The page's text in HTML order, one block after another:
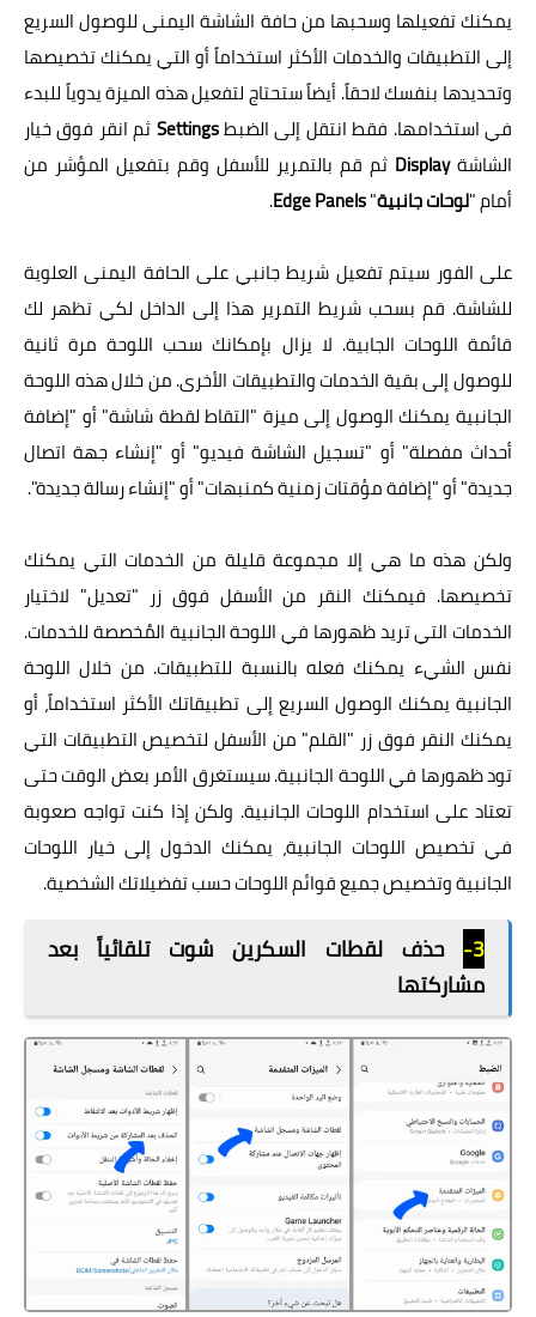
يمكنك تفعيلها وسحبها من حافة الشاشة اليمنى للوصول السريع
إلى التطبيقات والخدمات الأكثر استخداماً أو التي يمكنك تخصيصها
وتحديدها بنفسك لاحقاً. أيضاً ستحتاج لتفعيل هذه الميزة يدوياً للبدء
في استخدامها. فقط انتقل إلى الضبطSettingsثم انقر فوق خيار
الشاشةDisplay ثم قم بالتمرير للأسفل وقم بتفعيل المؤشر من
أمام "لوحات جانبية"
Edge Panels
.
على الفور سيتم تفعيل شريط جانبي على الحافة اليمنى العلوية
للشاشة. قم بسحب شريط التمرير هذا إلى الداخل لكي تظهر لك
قائمة اللوحات الجابية. لا يزال بإمكانك سحب اللوحة مرة ثانية
للوصول إلى بقية الخدمات والتطبيقات الأخرى. من خلال هذه اللوحة
الجانبية يمكنك الوصول إلى ميزة "التقاط لقطة شاشة" أو "إضافة
أحداث مفصلة" أو "تسجيل الشاشة فيديو" أو "إنشاء جهة اتصال
جديدة" أو "إضافة مؤقتات زمنية كمنبهات" أو "إنشاء رسالة جديدة".
ولكن هذه ما هي إلا مجموعة قليلة من الخدمات التي يمكنك
تخصيصها. فيمكنك النقر من الأسفل فوق زر "تعديل" لاختيار
الخدمات التي تريد ظهورها في اللوحة الجانبية المُخصصة للخدمات.
نفس الشيء يمكنك فعله بالنسبة للتطبيقات. من خلال اللوحة
الجانبية يمكنك الوصول السريع إلى تطبيقاتك الأكثر استخداماً، أو
يمكنك النقر فوق زر "القلم" من الأسفل لتخصيص التطبيقات التي
تود ظهورها في اللوحة الجانبية. سيستغرق الأمر بعض الوقت حتى
تعتاد على استخدام اللوحات الجانبية. ولكن إذا كنت تواجه صعوبة
في تخصيص اللوحات الجانبية، يمكنك الدخول إلى خيار اللوحات
الجانبية وتخصيص جميع قوائم اللوحات حسب تفضيلاتك الشخصية.
3-
حذف لقطات السكرين شوت تلقائياً بعد
مشاركتها